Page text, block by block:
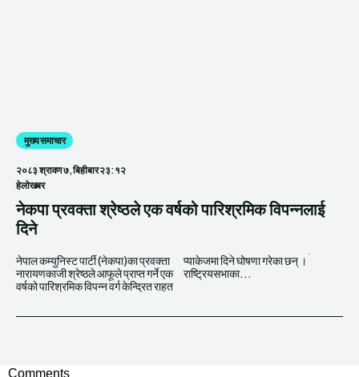
मुख्य समाचार
२०८३ श्रावण ७, बिहीबार २३:१२
हेलाेखबर
नेकपा प्रवक्ता श्रेष्ठले एक वर्षको पारिश्रमिक विपन्नलाई
दिने
नेपाल कम्युनिस्ट पार्टी (नेकपा)का प्रवक्ता
नारायणकाजी श्रेष्ठले आफूले प्राप्त गर्ने एक
वर्षको पारिश्रमिक विपन्न वर्ग केन्द्रित राहत
प्याकेजमा दिने घोषणा गरेका छन् ।
राष्ट्रियसभाका...
Comments